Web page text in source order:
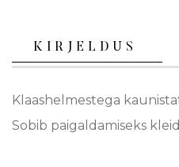
KIRJELDUS
Klaashelmestega
Sobib paigaldamiseks